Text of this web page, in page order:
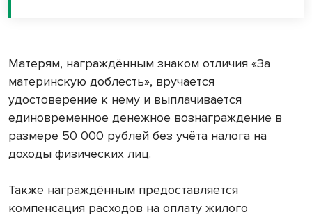
Матерям, награждённым знаком отличия «За
материнскую доблесть», вручается
удостоверение к нему и выплачивается
единовременное денежное вознаграждение в
размере 50 000 рублей без учёта налога на
доходы физических лиц.
Также награждённым предоставляется
компенсация расходов на оплату жилого